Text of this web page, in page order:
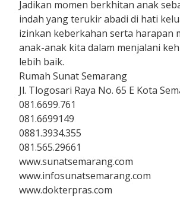
Jadikan momen berkhitan anak
indah yang terukir abadi di hati
izinkan keberkahan serta harapan
anak-anak kita dalam menjalani
lebih baik.
Rumah Sunat Semarang
Jl. Tlogosari Raya No. 65 E Kota
081.6699.761
081.6699149
0881.3934.355
081.565.29661
www.sunatsemarang.com
www.infosunatsemarang.com
www.dokterpras.com